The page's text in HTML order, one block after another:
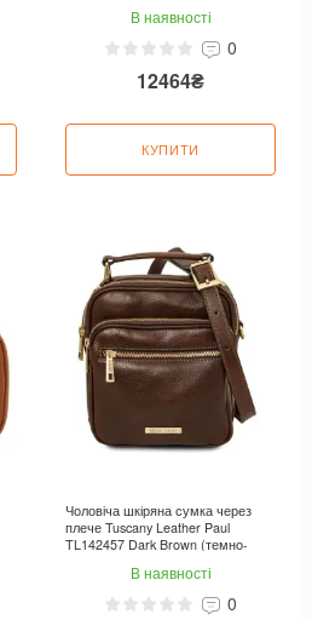
В наявності
0
12464₴
КУПИТИ
Чоловіча шкіряна сумка через
плече Tuscany Leather Paul
TL142457 Dark Brown (темно-
В наявності
0